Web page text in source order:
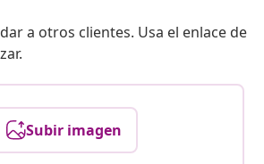
a otros clientes. Usa el enlace de
Subir imagen